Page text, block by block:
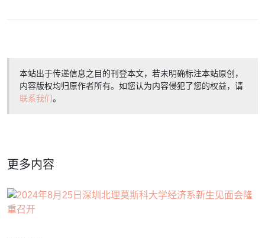
本站出于传递信息之目的刊登本文，若未明确标注本站原创，
内容版权均归原作者所有。如您认为内容侵犯了您的权益，请
联系我们。
更多内容